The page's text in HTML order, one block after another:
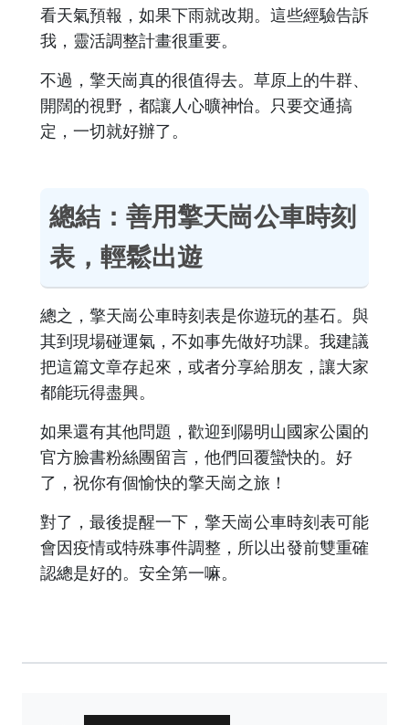
看天氣預報，如果下雨就改期。這些經驗告訴
我，靈活調整計畫很重要。
不過，擎天崗真的很值得去。草原上的牛群、
開闊的視野，都讓人心曠神怡。只要交通搞
定，一切就好辦了。
總結：善用擎天崗公車時刻
表，輕鬆出遊
總之，擎天崗公車時刻表是你遊玩的基石。與
其到現場碰運氣，不如事先做好功課。我建議
把這篇文章存起來，或者分享給朋友，讓大家
都能玩得盡興。
如果還有其他問題，歡迎到陽明山國家公園的
官方臉書粉絲團留言，他們回覆蠻快的。好
了，祝你有個愉快的擎天崗之旅！
對了，最後提醒一下，擎天崗公車時刻表可能
會因疫情或特殊事件調整，所以出發前雙重確
認總是好的。安全第一嘛。